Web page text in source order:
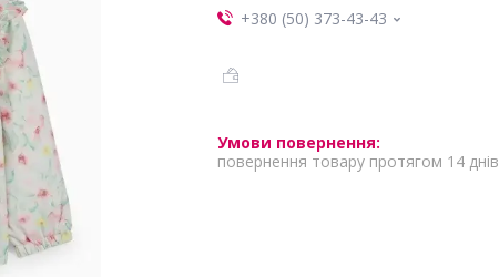
+380 (50) 373-43-43
повернення товару протягом 14 днів